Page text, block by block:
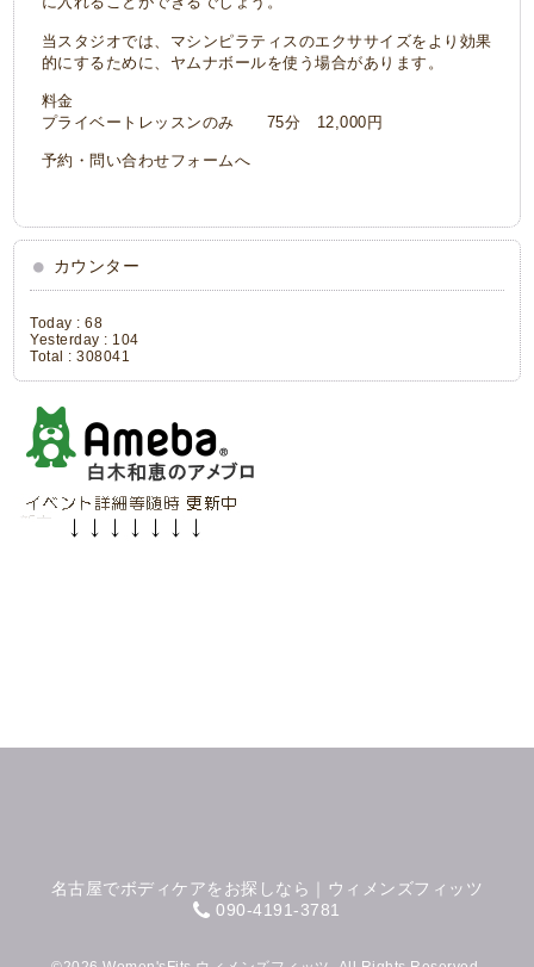
当スタジオでは、マシンピラティスのエクササイズをより効果
的にするために、ヤムナボールを使う場合があります。
料金
プライベートレッスンのみ 75分 12,000円
予約・問い合わせフォームへ
カウンター
Today :68
Yesterday : 104
Total :308041
名古屋でボディケアをお探しなら｜ウィメンズフィッツ
090-4191-3781